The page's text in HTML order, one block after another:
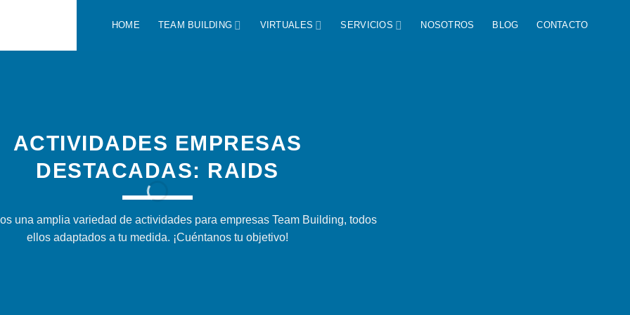
HOME TEAM BUILDING VIRTUALES SERVICIOS NOSOTROS BLOG CONTACTO
ACTIVIDADES EMPRESAS
DESTACADAS: RAIDS
una amplia variedad de actividades para empresas Team Building, todos
ellos adaptados a tu medida. ¡Cuéntanos tu objetivo!